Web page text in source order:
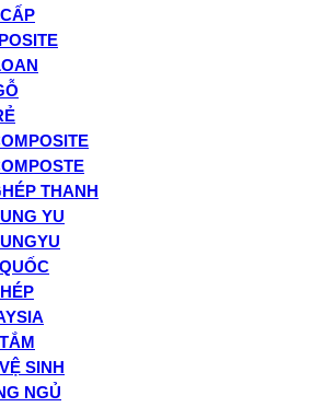
THANH
YU
SINH
NGỦ